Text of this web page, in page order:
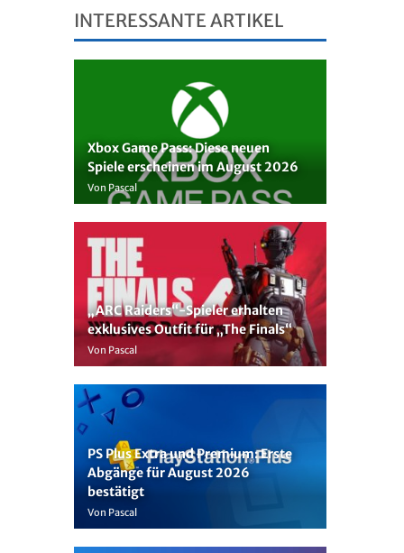
INTERESSANTE ARTIKEL
Xbox Game Pass: Diese neuen
Spiele erscheinen im August 2026
Von Pascal
„ARC Raiders“-Spieler erhalten
exklusives Outfit für „The Finals“
Von Pascal
PS Plus Extra und Premium: Erste
Abgänge für August 2026
bestätigt
Von Pascal